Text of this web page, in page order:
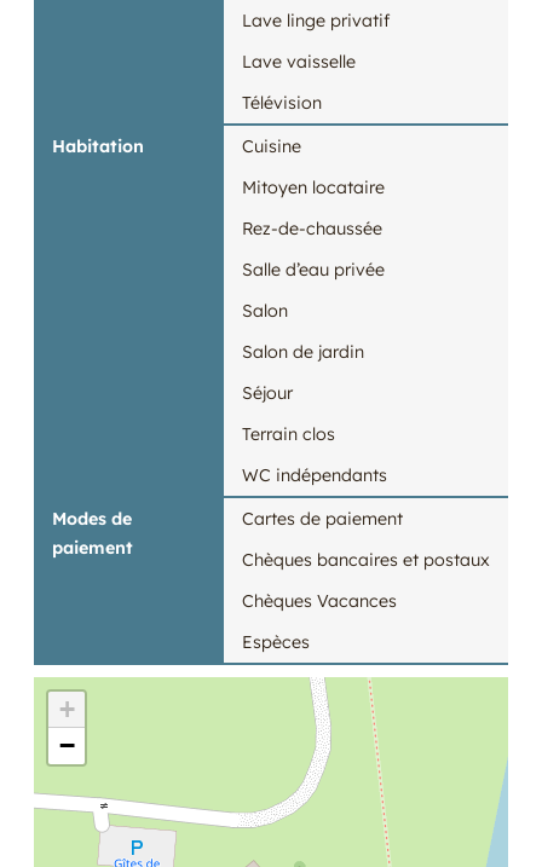
Lave linge privatif
Lave vaisselle
Télévision
Habitation
Cuisine
Mitoyen locataire
Rez-de-chaussée
Salle d’eau privée
Salon
Salon de jardin
Séjour
Terrain clos
WC indépendants
Modes de
paiement
Cartes de paiement
Chèques bancaires et postaux
Chèques Vacances
Espèces
+
−